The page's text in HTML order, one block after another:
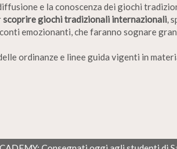
e la conoscenza dei giochi
scoprire giochi tradizionali internazionali,
emozionanti, che faranno sognare
ordinanze e linee guida vigenti in